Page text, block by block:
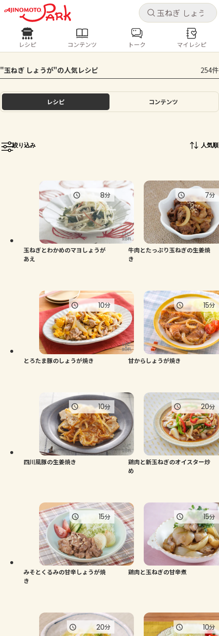
キャ
ログインするとレシピを保存できます
ログイン
ホーム
トーク
よくあるお問い合わせ
お買い物
キャ
レシピ コンテンツ
人気の食材・レシピ
きゅうり なす トマト とうもろこし
ピーマン
レシピ コンテンツ トーク マイレシピ
"玉ねぎ しょうが"の人気レシピ 254件
レシピ コンテンツ
絞り込み 人気順
玉ねぎとわかめのマヨしょうが
あえ
8分
牛肉とたっぷり玉ねぎの生姜焼
き
7分
とろたま豚のしょうが焼き
10分
甘からしょうが焼き
15分
四川風豚の生姜焼き
10分
鶏肉と新玉ねぎのオイスター炒
め
20分
みそとくるみの甘辛しょうが焼
き
15分
鶏肉と玉ねぎの甘辛煮
15分
20分 10分